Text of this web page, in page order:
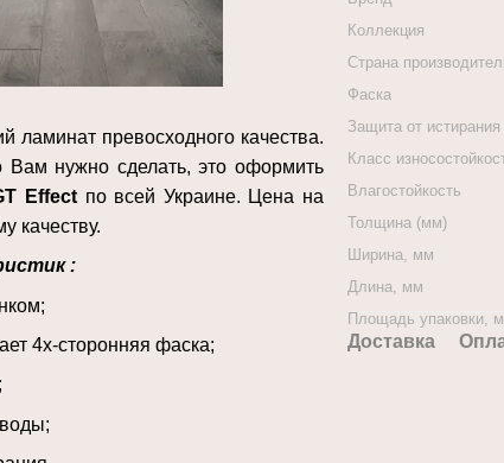
ламинат превосходного качества.
Вам нужно сделать, это оформить
Effect по всей Украине. Цена на
качеству.
:
;
4х-сторонняя фаска;
;
;
Коллекция
Страна
Фаска
Защита от истирания
Класс
Влагостойкость
Толщина (мм)
Ширина, мм
Длина, мм
Площадь упаковки,
Доставка